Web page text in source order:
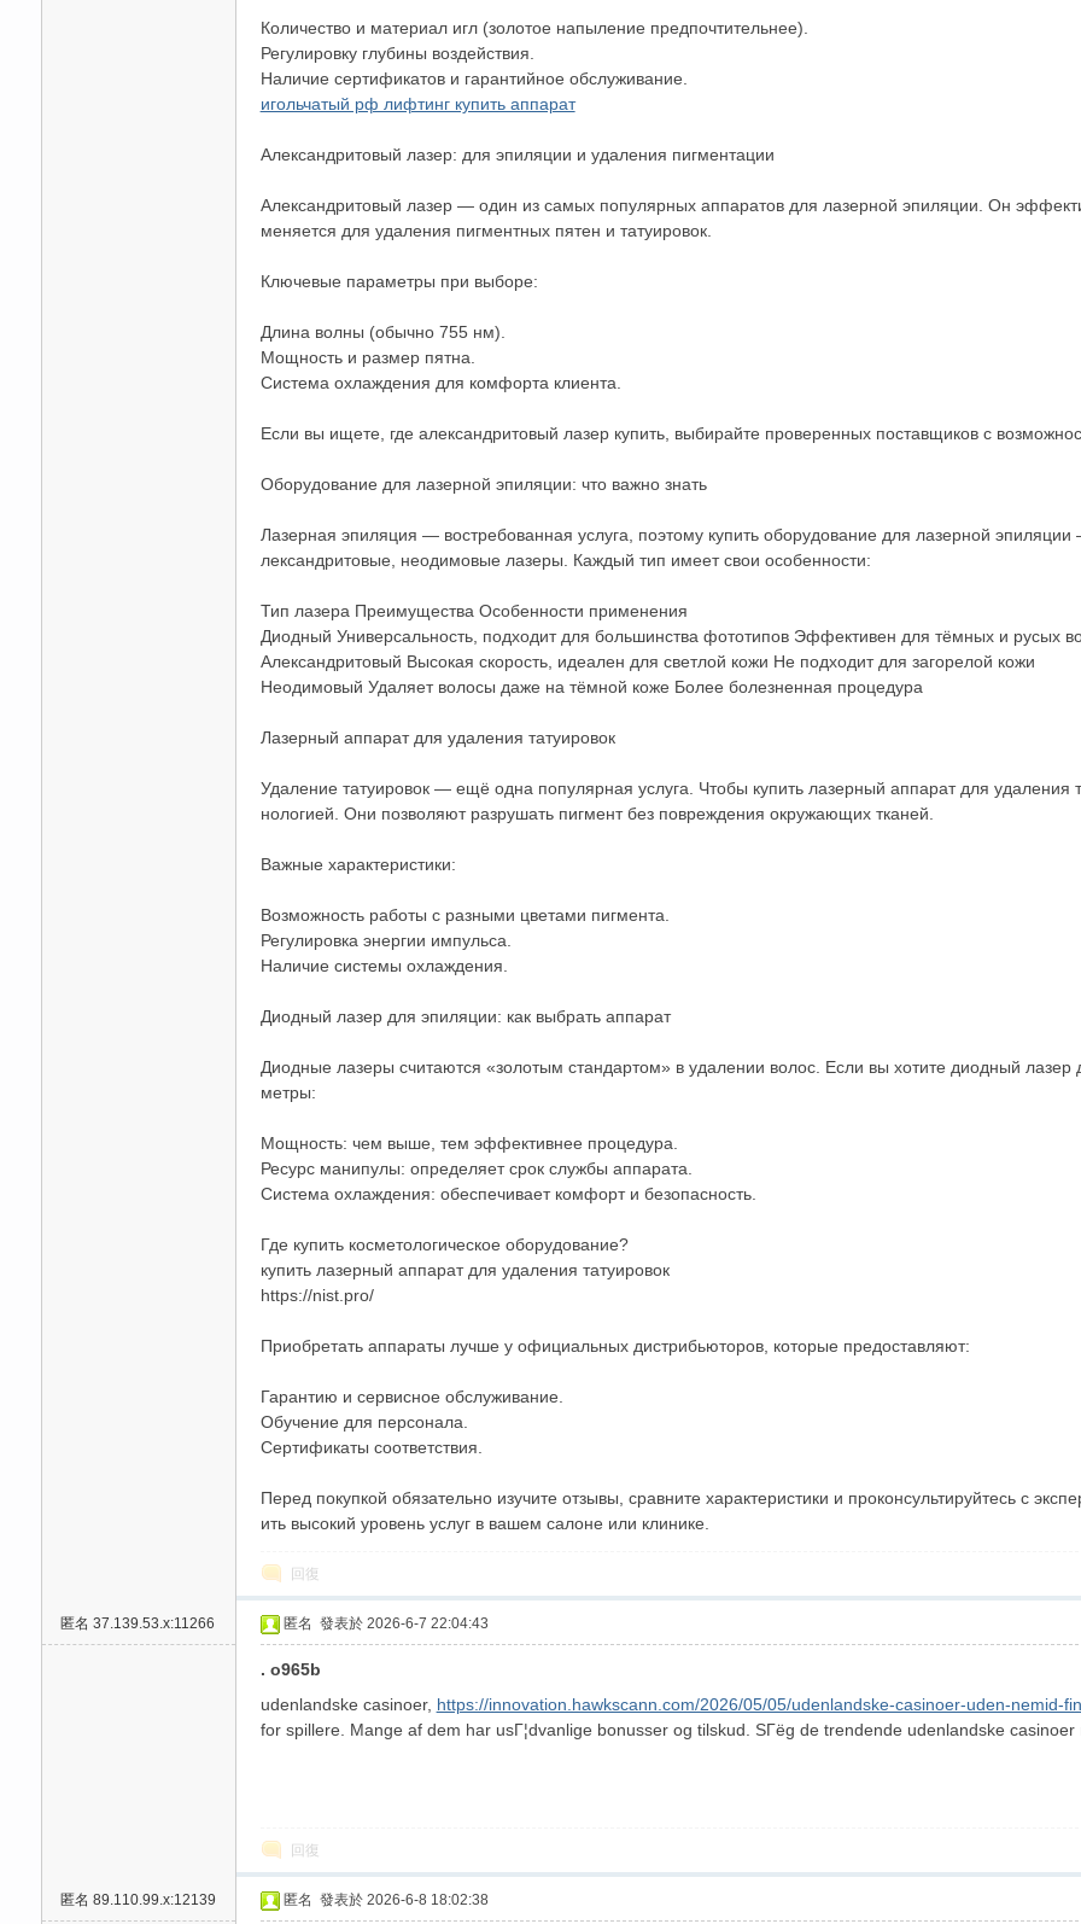
Количество и материал игл (золотое напыление предпочтительнее).
Регулировку глубины воздействия.
Наличие сертификатов и гарантийное обслуживание.
игольчатый рф лифтинг купить аппарат
Александритовый лазер: для эпиляции и удаления пигментации
Александритовый лазер — один из самых популярных аппаратов для лазерной эпиляции. Он
меняется для удаления пигментных пятен и татуировок.
Ключевые параметры при выборе:
Длина волны (обычно 755 нм).
Мощность и размер пятна.
Система охлаждения для комфорта клиента.
Если вы ищете, где александритовый лазер купить, выбирайте проверенных поставщиков с
Оборудование для лазерной эпиляции: что важно знать
Лазерная эпиляция — востребованная услуга, поэтому купить оборудование для лазерной
лександритовые, неодимовые лазеры. Каждый тип имеет свои особенности:
Тип лазера Преимущества Особенности применения
Диодный Универсальность, подходит для большинства фототипов Эффективен для тёмных и русых
Александритовый Высокая скорость, идеален для светлой кожи Не подходит для загорелой кожи
Неодимовый Удаляет волосы даже на тёмной коже Более болезненная процедура
Лазерный аппарат для удаления татуировок
Удаление татуировок — ещё одна популярная услуга. Чтобы купить лазерный аппарат для удаления
нологией. Они позволяют разрушать пигмент без повреждения окружающих тканей.
Важные характеристики:
Возможность работы с разными цветами пигмента.
Регулировка энергии импульса.
Наличие системы охлаждения.
Диодный лазер для эпиляции: как выбрать аппарат
Диодные лазеры считаются «золотым стандартом» в удалении волос. Если вы хотите диодный
метры:
Мощность: чем выше, тем эффективнее процедура.
Ресурс манипулы: определяет срок службы аппарата.
Система охлаждения: обеспечивает комфорт и безопасность.
Где купить косметологическое оборудование?
купить лазерный аппарат для удаления татуировок
https://nist.pro/
Приобретать аппараты лучше у официальных дистрибьюторов, которые предоставляют:
Гарантию и сервисное обслуживание.
Обучение для персонала.
Сертификаты соответствия.
Перед покупкой обязательно изучите отзывы, сравните характеристики и проконсультируйтесь с
ить высокий уровень услуг в вашем салоне или клинике.
回復
匿名 37.139.53.x:11266 匿名 發表於 2026-6-7 22:04:43
. o965b
udenlandske casinoer, https://innovation.hawkscann.com/2026/05/05/udenlandske-casinoer-uden-nemid-
for spillere. Mange af dem har usГ¦dvanlige bonusser og tilskud. SГёg de trendende udenlandske
回復
匿名 89.110.99.x:12139 匿名 發表於 2026-6-8 18:02:38